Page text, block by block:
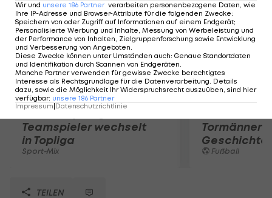
Karrieresprung! ÖVV-
Teamspieler wechselt
in Topliga
Sport-Mix
Tormänner
Geschichte
Fußball
TEILEN
Wir und unsere 186 Partner verarbeiten personenbezogene Daten, wie
Ihre IP-Adresse und Browser-Attribute für die folgenden Zwecke:
Speichern von oder Zugriff auf Informationen auf einem Endgerät;
Personalisierte Werbung und Inhalte, Messung von Werbeleistung und
der Performance von Inhalten, Zielgruppenforschung sowie Entwicklung
und Verbesserung von Angeboten.
Diese Zwecke können unter Umständen auch: Genaue Standortdaten
und Identifikation durch Scannen von Endgeräten.
Manche Partner verwenden für gewisse Zwecke berechtigtes
Interesse als Rechtsgrundlage für die Datenverarbeitung. Details
dazu, sowie die Möglichkeit Ihr Widerspruchsrecht auszuüben, sind hier
verfügbar: unsere 186 Partner
Impressum Datenschutzrichtlinie